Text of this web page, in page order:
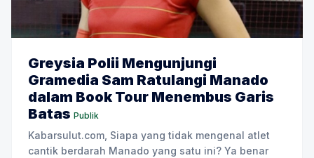
Greysia Polii Mengunjungi
Gramedia Sam Ratulangi Manado
dalam Book Tour Menembus Garis
Batas Publik
Kabarsulut.com, Siapa yang tidak mengenal atlet
cantik berdarah Manado yang satu ini? Ya benar